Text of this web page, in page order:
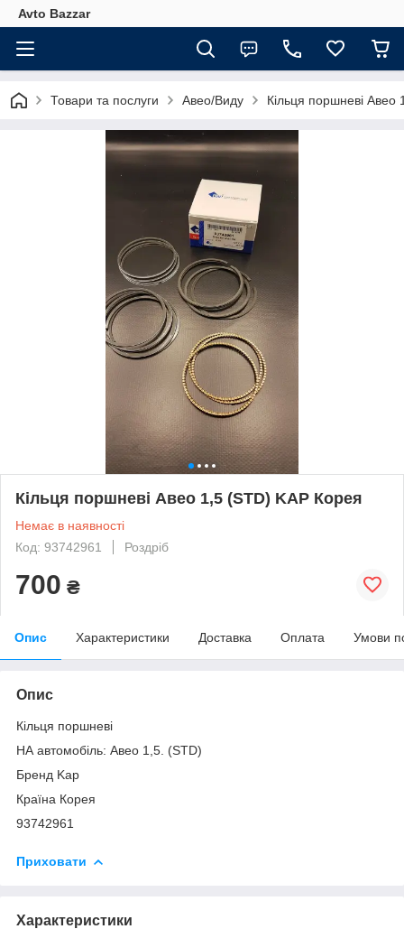
Avto Bazzar
Товари та послуги Авео/Виду Кільця поршневі
Кільця поршневі Авео 1,5 (STD) KAP Корея
Немає в наявності
Код: 93742961
Роздріб
700 ₴
Опис Характеристики Доставка Оплата Умови
Опис
Кільця поршневі
НА автомобіль: Авео 1,5. (STD)
Бренд Kap
Країна Корея
93742961
Приховати
Характеристики